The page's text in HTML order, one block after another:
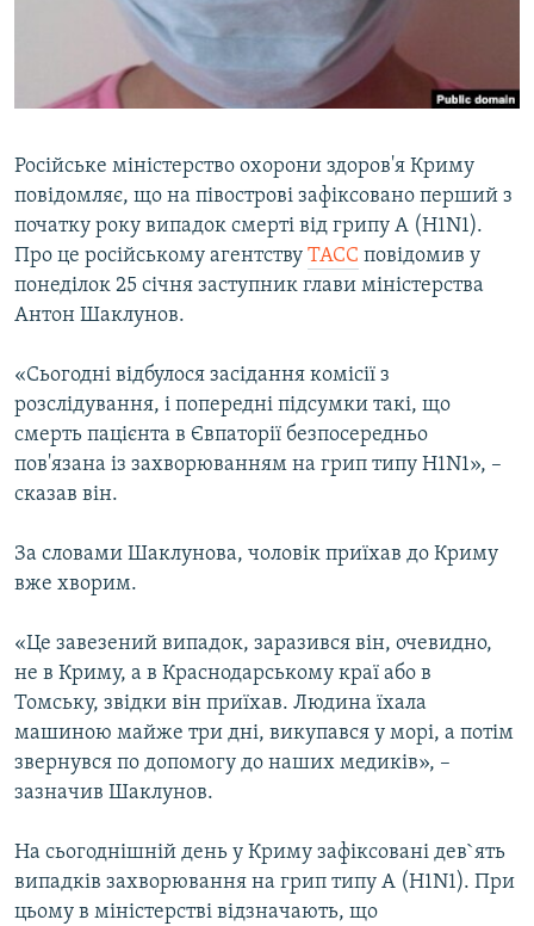
ВІДЕОУРОКИ «ELIFBE»
СВІДЧЕННЯ ОКУПАЦІЇ
ЯК ОБІЙТИ БЛОКУВАННЯ
Qırımtatar
Усі сайти RFE/RL
Російське міністерство охорони здоров'я Криму
повідомляє, що на півострові зафіксовано перший з
початку року випадок смерті від грипу А (H1N1).
Про це російському агентству ТАСС повідомив у
понеділок 25 січня заступник глави міністерства
Антон Шаклунов.
«Сьогодні відбулося засідання комісії з
розслідування, і попередні підсумки такі, що
смерть пацієнта в Євпаторії безпосередньо
пов'язана із захворюванням на грип типу H1N1», –
сказав він.
За словами Шаклунова, чоловік приїхав до Криму
вже хворим.
«Це завезений випадок, заразився він, очевидно,
не в Криму, а в Краснодарському краї або в
Томську, звідки він приїхав. Людина їхала
машиною майже три дні, викупався у морі, а потім
звернувся по допомогу до наших медиків», –
зазначив Шаклунов.
На сьогоднішній день у Криму зафіксовані дев`ять
випадків захворювання на грип типу А (Н1N1). При
цьому в міністерстві відзначають, що